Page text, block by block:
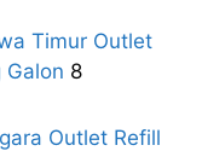
Timur Outlet
Galon 8
Outlet Refill